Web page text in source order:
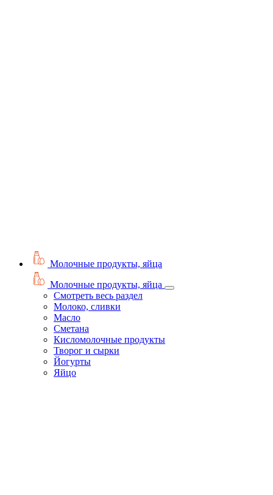
Молочные продукты, яйца
Молочные продукты, яйца
Смотреть весь раздел
Молоко, сливки
Масло
Сметана
Кисломолочные продукты
Творог и сырки
Йогурты
Яйцо